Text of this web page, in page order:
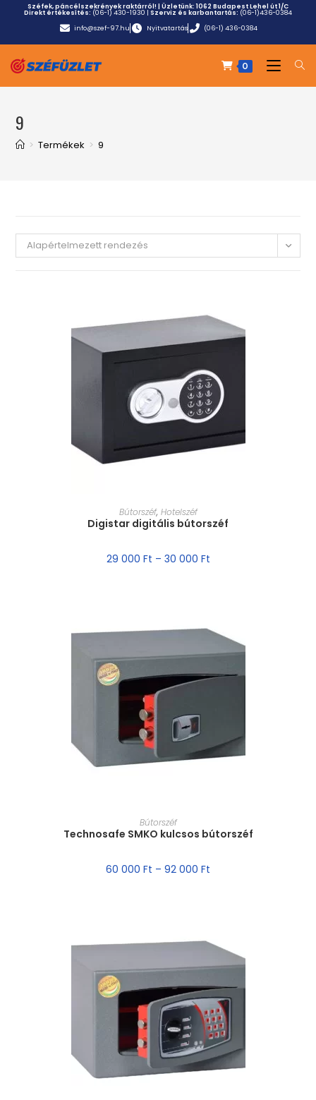
Széfek, páncélszekrények raktárról! | Üzletünk:1062 Budapest Lehel út 1/C
Direkt értékesítés: (06-1) 430-1930 | Szerviz és karbantartás: (06-1)436-0384
info@szef-97.hu
Nyitvatartás (06-1) 436-0384
0
9
> Termékek > 9
Alapértelmezett rendezés
MÉRET VÁLASZTÁSA
Bútorszéf, Hotelszéf
Digistar digitális bútorszéf
29 000 Ft – 30 000 Ft
MÉRET VÁLASZTÁSA
Bútorszéf
Technosafe SMKO kulcsos bútorszéf
60 000 Ft – 92 000 Ft